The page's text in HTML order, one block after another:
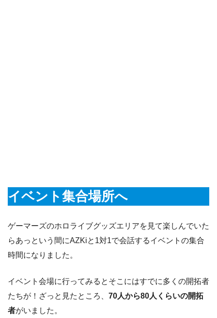
イベント集合場所へ
ゲーマーズのホロライブグッズエリアを見て楽しんでいた
らあっという間にAZKiと1対1で会話するイベントの集合
時間になりました。
イベント会場に行ってみるとそこにはすでに多くの開拓者
たちが！ざっと見たところ、 70人から80人くらいの開拓
者がいました。